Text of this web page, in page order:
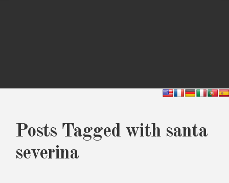
Posts Tagged with santa
severina